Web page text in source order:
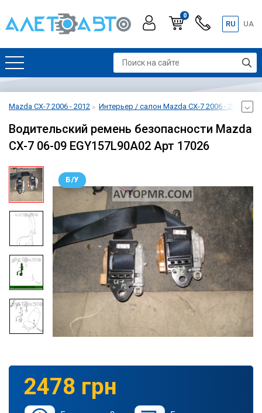
0
RU UA
Mazda CX-7 2006 - 2012 Интерьер / салон Mazda CX-7 2006 - 2012
Водительский ремень безопасности Mazda
CX-7 06-09 EGY157L90A02 Арт 17026
Б/У
2478 грн